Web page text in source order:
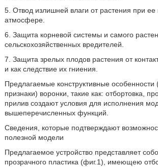
5. Отвод излишней влаги от растения при ее
атмосфере.
6. Защита корневой системы и самого
сельскохозяйственных вредителей.
7. Защита зрелых плодов растения от
и как следствие их гниения.
Предлагаемые конструктивные
признаки) воронки, такие как: отбортовка,
прилив создают условия для исполнения
вышеперечисленных функций.
Сведения, которые подтверждают
полезной модели
Предлагаемое устройство представляет
прозрачного пластика (фиг.1), имеющею